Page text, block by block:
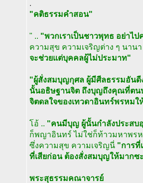
.
"คติธรรมคำสอน"
" .. "พวกเราเป็นชาวพุทธ อย่าไ
ความสุข ความเจริญต่าง ๆ นาน
จะช่วยแต่บุคคลผู้ไม่ประมาท"
"ผู้สั่งสมบุญกุศล ผู้มีศีลธรรมอัน
นั้นอธิษฐานจิต ถึงบุญถึงคุณที่ตน
จิตดลใจของเทวดาอินทร์พรหมใ
โอ้ .. "คนมีบุญ ผู้นั้นกำลังประสบอุ
ก็พญาอินทร์ ไม่ใช่ก็ท้าวมหาพร
ซึ่งความสุข ความเจริญนี่ "การที่
ที่เสียก่อน ต้องสั่งสมบุญให้มากซ
พระสุธรรมคณาจารย์